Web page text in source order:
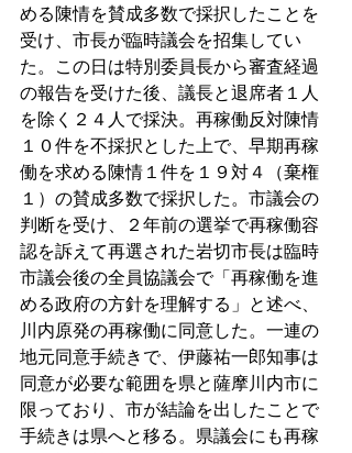
める陳情を賛成多数で採択したことを
受け、市長が臨時議会を招集してい
た。この日は特別委員長から審査経過
の報告を受けた後、議長と退席者１人
を除く２４人で採決。再稼働反対陳情
１０件を不採択とした上で、早期再稼
働を求める陳情１件を１９対４（棄権
１）の賛成多数で採択した。市議会の
判断を受け、２年前の選挙で再稼働容
認を訴えて再選された岩切市長は臨時
市議会後の全員協議会で「再稼働を進
める政府の方針を理解する」と述べ、
川内原発の再稼働に同意した。一連の
地元同意手続きで、伊藤祐一郎知事は
同意が必要な範囲を県と薩摩川内市に
限っており、市が結論を出したことで
手続きは県へと移る。県議会にも再稼